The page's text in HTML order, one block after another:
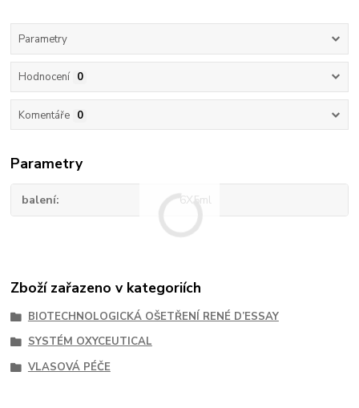
Parametry
Hodnocení 0
Komentáře 0
Parametry
balení 6X5ml
Zboží zařazeno v kategoriích
BIOTECHNOLOGICKÁ OŠETŘENÍ RENÉ D’ESSAY
SYSTÉM OXYCEUTICAL
VLASOVÁ PÉČE